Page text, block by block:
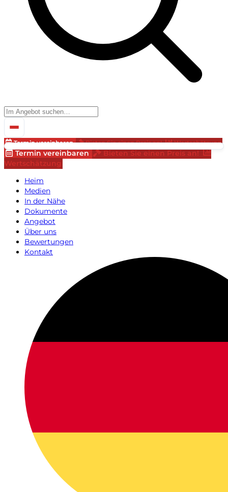
Termin vereinbaren Bieten Sie einen Preis an! Wertschätzung
Termin vereinbaren
Bieten Sie einen Preis an!
Wertschätzung
Heim
Medien
In der Nähe
Dokumente
Angebot
Über uns
Bewertungen
Kontakt